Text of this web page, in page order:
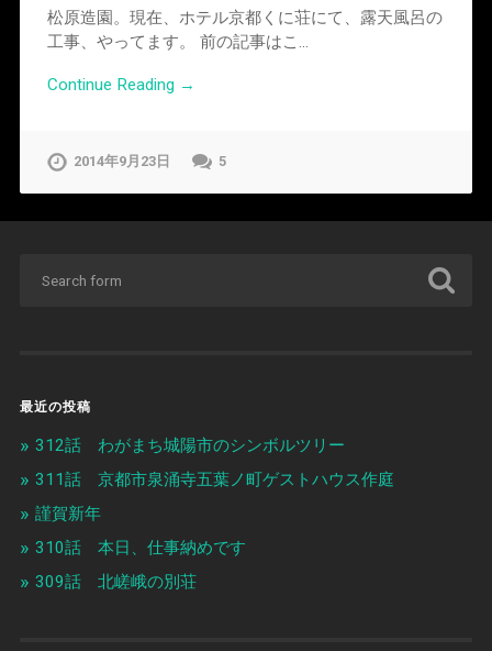
松原造園。現在、ホテル京都くに荘にて、露天風呂の
工事、やってます。 前の記事はこ…
Continue Reading →
2014年9月23日 5
最近の投稿
312話 わがまち城陽市のシンボルツリー
311話 京都市泉涌寺五葉ノ町ゲストハウス作庭
謹賀新年
310話 本日、仕事納めです
309話 北嵯峨の別荘